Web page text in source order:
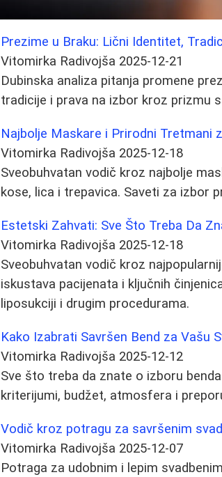
Prezime u Braku: Lični Identitet,
Vitomirka Radivojša 2025-12-21
Dubinska analiza pitanja promene
tradicije i prava na izbor kroz prizmu
Najbolje Maskare i Prirodni Tretmani
Vitomirka Radivojša 2025-12-18
Sveobuhvatan vodič kroz najbolje
kose, lica i trepavica. Saveti za izbor
Estetski Zahvati: Sve Što Treba Da
Vitomirka Radivojša 2025-12-18
Sveobuhvatan vodič kroz
iskustava pacijenata i ključnih
liposukciji i drugim procedurama.
Kako Izabrati Savršen Bend za Vašu
Vitomirka Radivojša 2025-12-12
Sve što treba da znate o izboru
kriterijumi, budžet, atmosfera i
Vodič kroz potragu za savršenim
Vitomirka Radivojša 2025-12-07
Potraga za udobnim i lepim